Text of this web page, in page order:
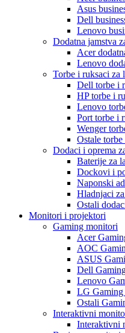
Asus
Dell
Lenovo
Dodatna jamstva
Acer
Lenovo
Torbe i ruksaci za
Dell torbe i
HP torbe i
Lenovo
Port torbe i
Wenger
Ostale
Dodaci i oprema
Baterije za
Dockovi i
Naponski
Hladnjaci
Ostali
Monitori i projektori
Gaming monitori
Acer
AOC
ASUS
Dell
Lenovo
LG Gaming
Ostali
Interaktivni
Interaktivni